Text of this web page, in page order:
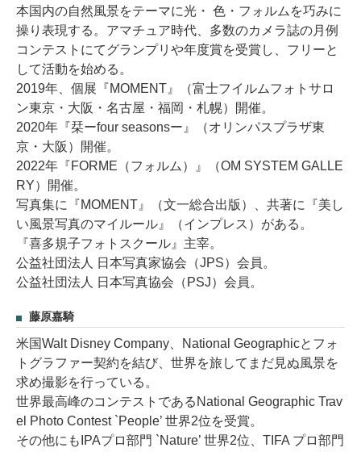
本国内の自然風景をテーマに光・ 色・フォルムを巧みに
操り表現する。アマチュア時代、多数のカメラ誌の月例
コンテストにてグランプリや年度賞を受賞し、フリーと
して活動を始める。
2019年、個展『MOMENT』（富士フイルムフォトサロ
ン東京・大阪・名古屋・福岡・札幌）開催。
2020年『栞ーfour seasonsー』（オリンパスプラザ東
京・大阪）開催。
2022年『FORME（フォルム）』（OM SYSTEM GALLE
RY）開催。
写真集に『MOMENT』（文一総合出版）、共著に『美し
い風景写真のマイルール』（インプレス）がある。
『喜多規子フォトスクール』主宰。
公益社団法人 日本写真家協会（JPS）会員。
公益社団法人 日本写真協会（PSJ）会員。
藤原嘉騎
米国Walt Disney Company、National Geographicとフォ
トグラファー契約を結び、世界を旅してまだ見ぬ風景を
求め撮影を行っている。
世界最高峰のコンテストであるNational Geographic Trav
el Photo Contest `People’ 世界2位を受賞。
その他にもIPAプロ部門 `Nature’ 世界2位、TIFA プロ部門